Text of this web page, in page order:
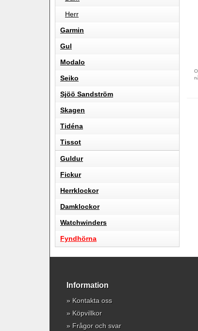
Herr
Garmin
Gul
Modalo
Seiko
Sjöö Sandström
Skagen
Tidéna
Tissot
Guldur
Fickur
Herrklockor
Damklockor
Watchwinders
Fyndhörna
Information
» Kontakta oss
» Köpvillkor
» Frågor och svar